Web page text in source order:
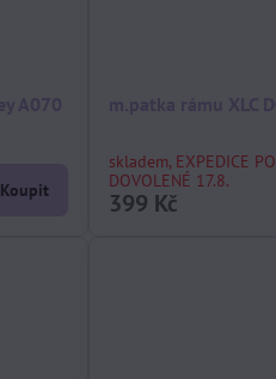
Koupit
skladem, EXPEDICE PO
DOVOLENÉ 17.8.
399 Kč